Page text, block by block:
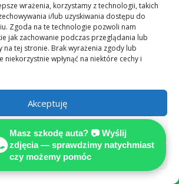
wrażenia, korzystamy z technologii, takich
i/lub uzyskiwania dostępu do
Zgoda na te technologie pozwoli nam
jak zachowanie podczas przeglądania lub
na tej stronie. Brak wyrażenia zgody lub
niekorzystnie wpłynąć na niektóre cechy i
Akceptuję
Odmów
Zobacz preferencje
auto zastępcze przysługuje
naprawy lub odkupu pojazdu.
jest odszkodowanie za utratę
korzystania (Nutzungsausfall).
wartości rynkowej auta po
mimo poprawnej naprawy. W
jest to odrębne roszczenie —
MOTOEXPERT wylicza je w
opinii technicznej.
Masz szkodę auta? 📷 Wyślij
zdjęcia — sprawdzimy natychmiast
czy możemy pomóc